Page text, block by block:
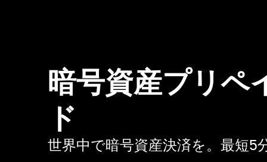
暗号資産プリペ
ド
世界中で暗号資産決済を。最短5